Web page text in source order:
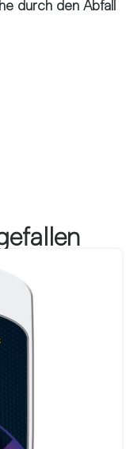
durch den Abfall